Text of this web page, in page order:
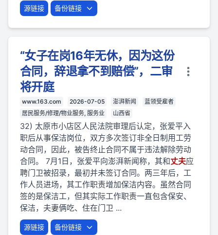
源链接 备份链接
“女子在岗16年无休，因为这份
合同，辞退拿不到赔偿”，二审
将开庭
www.163.com 2026-07-05 澎湃新闻
蓝领受雇者
居民服务/修理/物业服务, 服务业
山西省
32) 太原市小店区人民法院审理后认定，张爱平入
职后从事保洁岗位，双方多次签订非全日制用工劳
动合同，因此，被告终止合同不属于违法解除劳动
合同。 7月1日，张爱平向澎湃新闻称，其和丈夫应
聘门卫被招录，最初并未签订合同。两三年后，工
作人员进场，其工作职责增加保洁内容。虽然合同
签的是保洁工，但其实际工作职责一直包含保安、
保洁，夫妻俩吃、住在门卫 ...
源链接 备份链接